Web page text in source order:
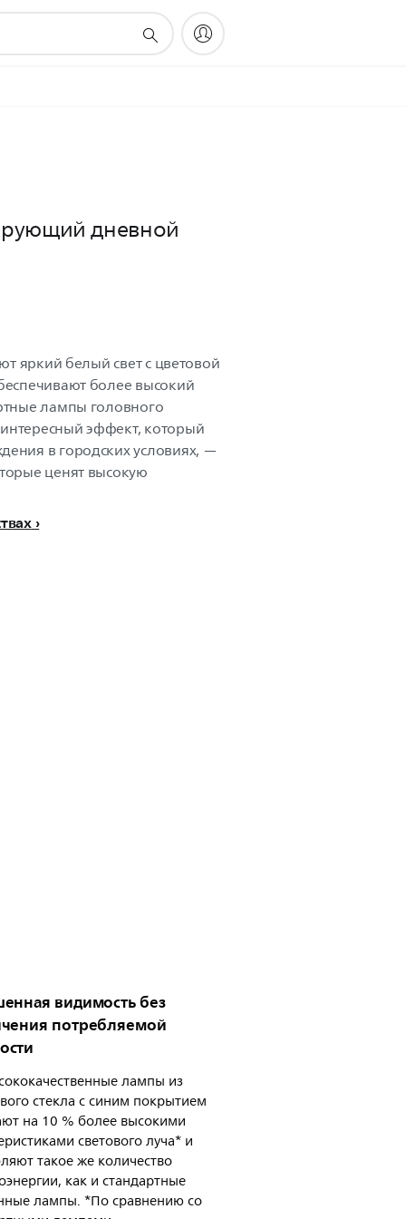
дневной
яркий белый свет с цветовой
более высокий
лампы головного
эффект, который
в городских условиях, —
ценят высокую
видимость без
потребляемой
лампы из
стекла с синим покрытием
на 10 % более высокими
светового луча* и
такое же количество
как и стандартные
лампы. *По сравнению со